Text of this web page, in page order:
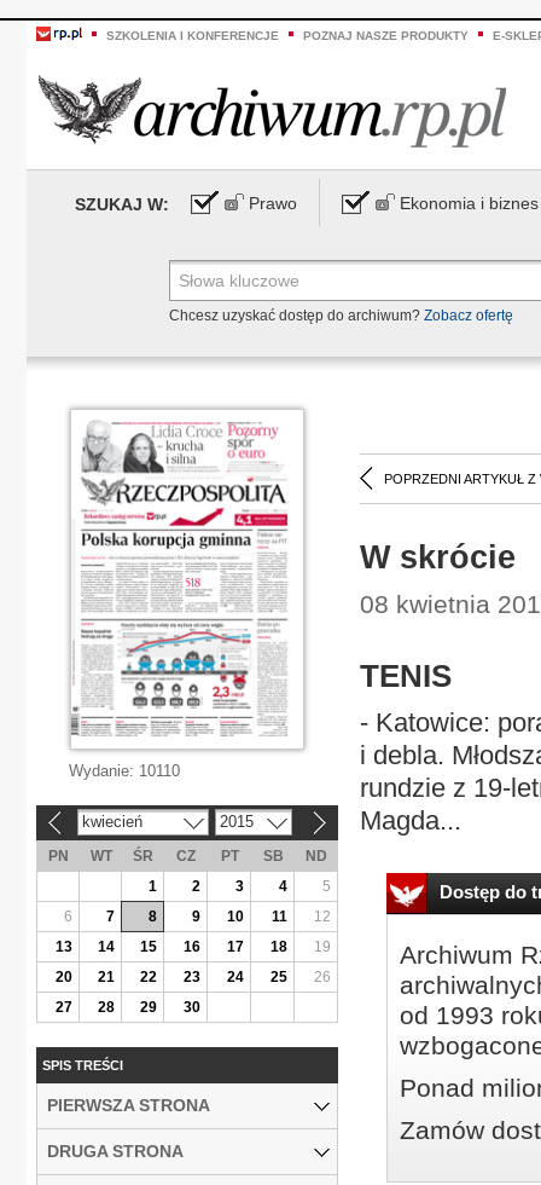
SZKOLENIA I KONFERENCJE POZNAJ NASZE PRODUKTY E-
SZUKAJ W: Prawo Ekonomia i biznes
Chcesz uzyskać dostęp do archiwum? Zobacz ofertę
POPRZEDNI ARTYKUŁ Z
W skrócie
08 kwietnia
TENIS
- Katowice:
i debla.
rundzie z 19-
Magda...
Dostęp do
Archiwum
od 1993
Ponad
Zamów
Wydanie: 10110
kwiecień 2015
PN WT ŚR CZ PT SB
ND
1
2 3 4
5
6
7 8 9 10 11
12
13
14 15 16 17 18
19
20
21 22 23 24 25
26
27
28 29 30
SPIS TREŚCI
PIERWSZA STRONA
DRUGA STRONA